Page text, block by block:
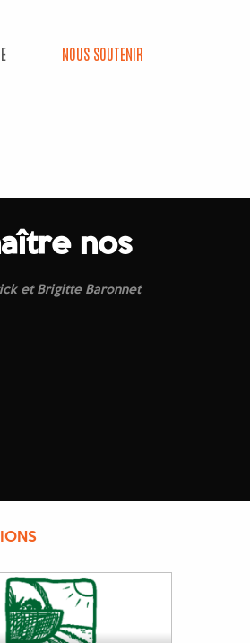
NOUS SOUTENIR
nos
et Brigitte Baronnet